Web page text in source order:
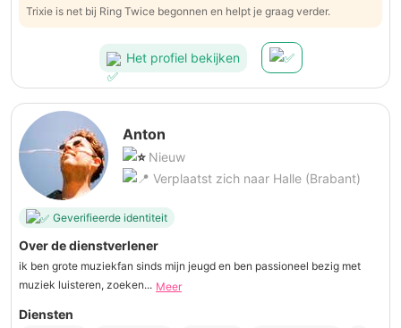
Trixie is net bij Ring Twice begonnen en helpt je graag verder.
Het profiel bekijken
Anton
Nieuw
Verplaatst zich naar Halle (Brabant)
Geverifieerde identiteit
Over de dienstverlener
ik ben grote muziekfan sinds mijn jeugd en ben passioneel bezig met
muziek luisteren, zoeken... Meer
Diensten